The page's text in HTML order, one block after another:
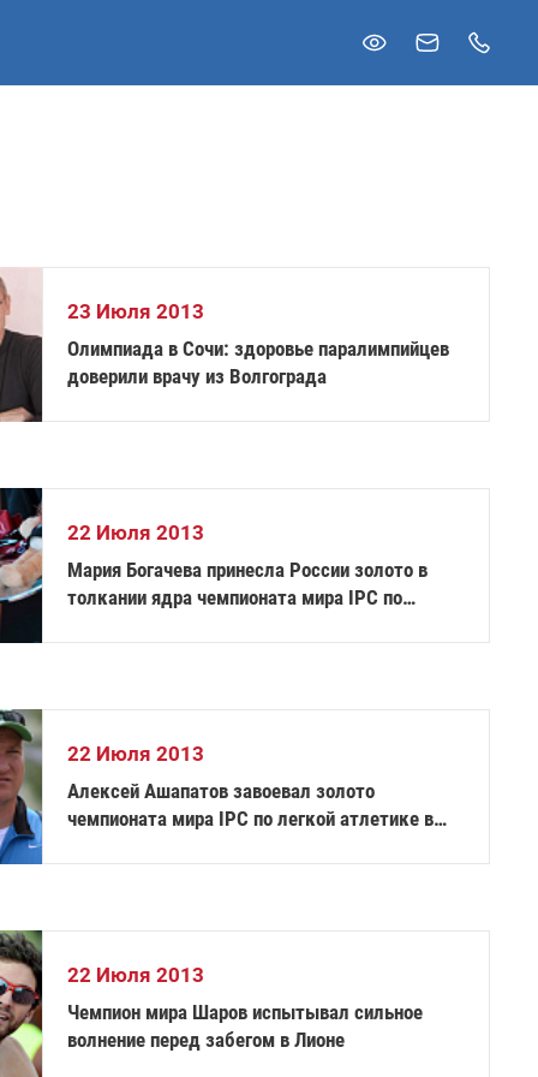
23 Июля 2013
Олимпиада в Сочи: здоровье паралимпийцев
доверили врачу из Волгограда
22 Июля 2013
Мария Богачева принесла России золото в
толкании ядра чемпионата мира IPC по
22 Июля 2013
Алексей Ашапатов завоевал золото
чемпионата мира IPC по легкой атлетике в
22 Июля 2013
Чемпион мира Шаров испытывал сильное
волнение перед забегом в Лионе